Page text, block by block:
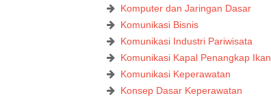
Komputer dan Jaringan Dasar
Komunikasi Bisnis
Komunikasi Industri Pariwisata
Komunikasi Kapal Penangkap Ikan
Komunikasi Keperawatan
Konsep Dasar Keperawatan